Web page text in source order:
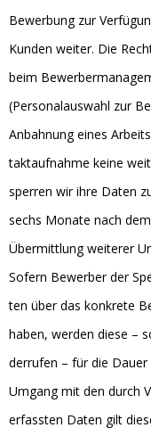
Bewerbung zur
Kunden weiter. Die
beim
(Personalauswahl zur
Anbahnung eines
takt­auf­nahme keine
sper­ren wir ihre Da­ten
sechs Mo­nate nach
Über­mitt­lung wei­te­rer
So­fern Bewerber der
ten über das kon­krete
ha­ben, wer­den diese –
der­ru­fen – für die Dauer
Umgang mit den durch
erfassten Daten gilt